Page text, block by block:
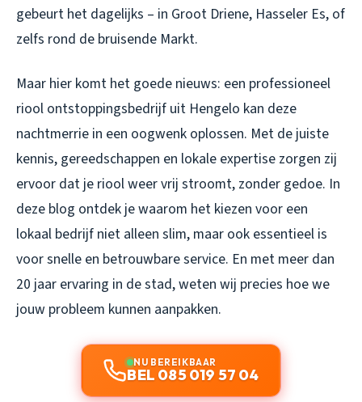
gebeurt het dagelijks – in Groot Driene, Hasseler Es, of
zelfs rond de bruisende Markt.
Maar hier komt het goede nieuws: een professioneel
riool ontstoppingsbedrijf uit Hengelo kan deze
nachtmerrie in een oogwenk oplossen. Met de juiste
kennis, gereedschappen en lokale expertise zorgen zij
ervoor dat je riool weer vrij stroomt, zonder gedoe. In
deze blog ontdek je waarom het kiezen voor een
lokaal bedrijf niet alleen slim, maar ook essentieel is
voor snelle en betrouwbare service. En met meer dan
20 jaar ervaring in de stad, weten wij precies hoe we
jouw probleem kunnen aanpakken.
NU BEREIKBAAR
BEL 085 019 57 04